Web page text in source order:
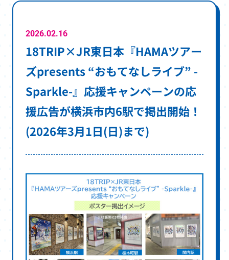
開
ま
す
2026.02.16
18TRIP×JR東日本『HAMAツアー
ズpresents “おもてなしライブ” -
Sparkle-』応援キャンペーンの応
援広告が横浜市内6駅で掲出開始！
(2026年3月1日(日)まで)